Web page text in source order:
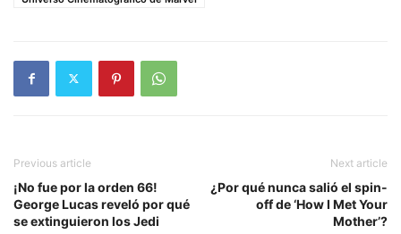
Previous article
¡No fue por la orden 66!
George Lucas reveló por qué
se extinguieron los Jedi
Next article
¿Por qué nunca salió el spin-
off de ‘How I Met Your
Mother’?